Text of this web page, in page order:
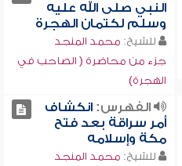
النبي صلى الله عليه
وسلم لكتمان الهجرة
للشيخ: محمد المنجد
جزء من محاضرة ( الصاحب في
الهجرة)
الفهرس:انكشاف
أمر سراقة بعد فتح
مكة وإسلامه
للشيخ: محمد المنجد